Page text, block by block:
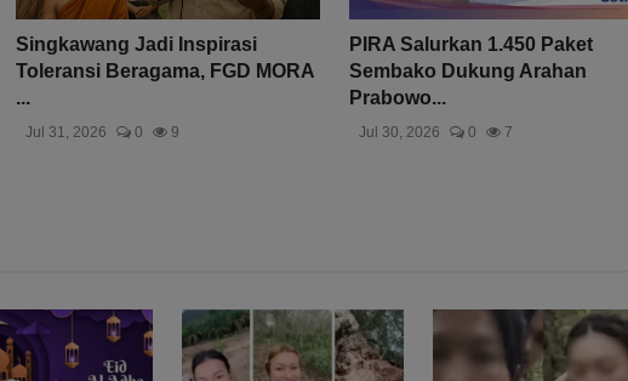
Singkawang Jadi Inspirasi
Toleransi Beragama, FGD MORA
...
Jul 31, 2026 0 9
PIRA Salurkan 1.450 Paket
Sembako Dukung Arahan
Prabowo...
Jul 30, 2026 0 7